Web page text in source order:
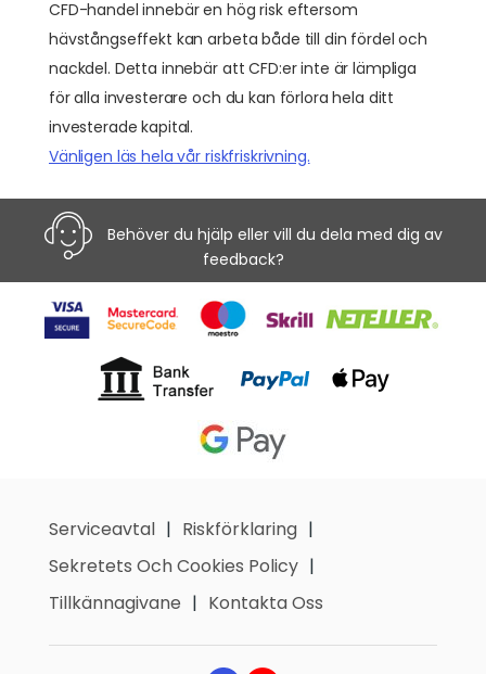
CFD-handel innebär en hög risk eftersom
hävstångseffekt kan arbeta både till din fördel och
nackdel. Detta innebär att CFD:er inte är lämpliga
för alla investerare och du kan förlora hela ditt
investerade kapital.
Vänligen läs hela vår riskfriskrivning.
Behöver du hjälp eller vill du dela med dig av
feedback?
Serviceavtal
Riskförklaring
Sekretets Och Cookies Policy
Tillkännagivane
Kontakta Oss